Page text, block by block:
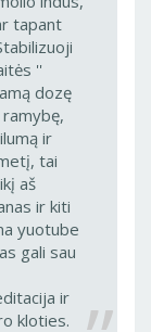
tapant
''
dozę
ir
tai
aš
ir kiti
yuotube
gali sau
ir
kloties.